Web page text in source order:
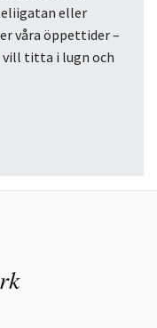
eller
våra öppettider –
vill titta i lugn och